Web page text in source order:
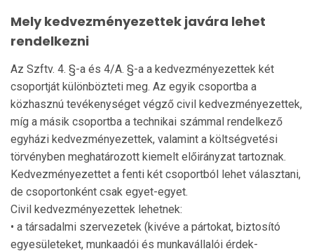
Mely kedvezményezettek javára lehet
rendelkezni
Az Szftv. 4. §-a és 4/A. §-a a kedvezményezettek két
csoportját különbözteti meg. Az egyik csoportba a
közhasznú tevékenységet végző civil kedvezményezettek,
míg a másik csoportba a technikai számmal rendelkező
egyházi kedvezményezettek, valamint a költségvetési
törvényben meghatározott kiemelt előirányzat tartoznak.
Kedvezményezettet a fenti két csoportból lehet választani,
de csoportonként csak egyet-egyet.
Civil kedvezményezettek lehetnek:
• a társadalmi szervezetek (kivéve a pártokat, biztosító
egyesületeket, munkaadói és munkavállalói érdek-